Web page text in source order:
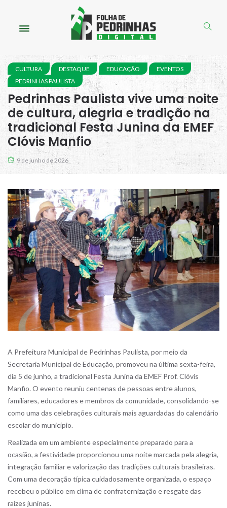
CULTURA DESTAQUE EDUCAÇÃO
EVENTOS
PEDRINHAS PAULISTA
Pedrinhas Paulista vive uma noite
de cultura, alegria e tradição na
tradicional Festa Junina da EMEF
Clóvis Manfio
9 de junho de 2026
A Prefeitura Municipal de Pedrinhas Paulista, por meio da
Secretaria Municipal de Educação, promoveu na última sexta-feira,
dia 5 de junho, a tradicional Festa Junina da EMEF Prof. Clóvis
Manfio. O evento reuniu centenas de pessoas entre alunos,
familiares, educadores e membros da comunidade, consolidando-se
como uma das celebrações culturais mais aguardadas do calendário
escolar do município.
Realizada em um ambiente especialmente preparado para a
ocasião, a festividade proporcionou uma noite marcada pela alegria,
integração familiar e valorização das tradições culturais brasileiras.
Com uma decoração típica cuidadosamente organizada, o espaço
recebeu o público em clima de confraternização e resgate das
raízes juninas.